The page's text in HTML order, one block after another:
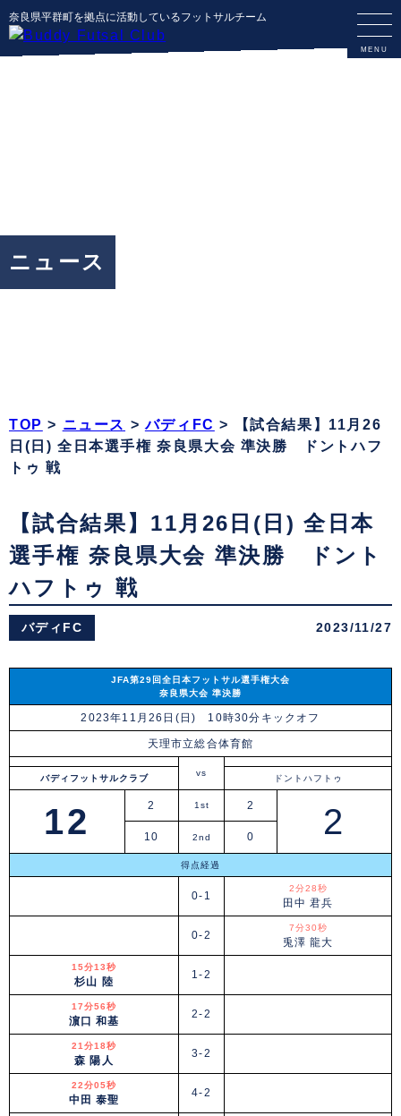
奈良県平群町を拠点に活動しているフットサルチーム
ニュース
TOP > ニュース >バディFC >
【試合結果】11月26
日(日) 全日本選手権 奈良県大会 準決勝 ドントハフ
トゥ 戦
【試合結果】11月26日(日) 全日本
選手権 奈良県大会 準決勝 ドント
ハフトゥ 戦
バディFC 2023/11/27
JFA第29回全日本フットサル選手権大会
奈良県大会 準決勝
2023年11月26日(日) 10時30分キックオフ
天理市立総合体育館
vs
バディフットサルクラブ ドントハフトゥ
12 2 1st 2 2
10 2nd 0
得点経過
0-1
2分28秒
田中 君兵
0-2
7分30秒
兎澤 龍大
15分13秒
杉山 陸
1-2
17分56秒
濵口 和基
2-2
21分18秒
森 陽人
3-2
22分05秒
中田 泰聖
4-2